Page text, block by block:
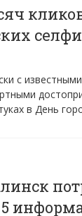
с
в День
5